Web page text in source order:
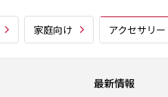
家庭向け アクセサリー
最新情報